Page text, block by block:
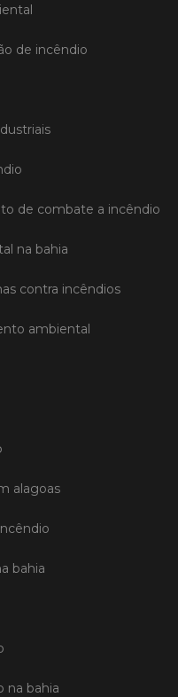
de incêndio
de combate a incêndio
na bahia
contra incêndios
ambiental
alagoas
bahia
na bahia